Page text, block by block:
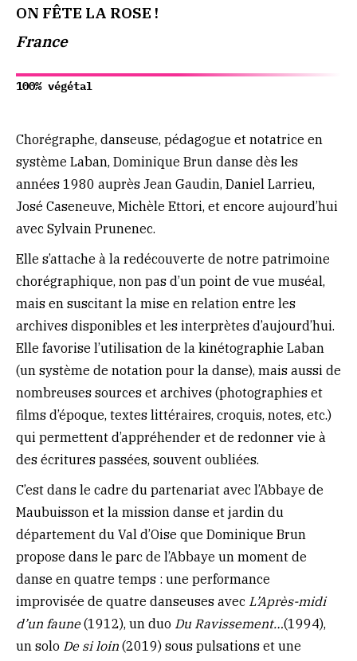
ON FÊTE LA ROSE !
France
100% végétal
Chorégraphe, danseuse, pédagogue et notatrice en
système Laban, Dominique Brun danse dès les
années 1980 auprès Jean Gaudin, Daniel Larrieu,
José Caseneuve, Michèle Ettori, et encore aujourd’hui
avec Sylvain Prunenec.
Elle s’attache à la redécouverte de notre patrimoine
chorégraphique, non pas d’un point de vue muséal,
mais en suscitant la mise en relation entre les
archives disponibles et les interprètes d’aujourd’hui.
Elle favorise l’utilisation de la kinétographie Laban
(un système de notation pour la danse), mais aussi de
nombreuses sources et archives (photographies et
films d’époque, textes littéraires, croquis, notes, etc.)
qui permettent d’appréhender et de redonner vie à
des écritures passées, souvent oubliées.
C’est dans le cadre du partenariat avec l’Abbaye de
Maubuisson et la mission danse et jardin du
département du Val d’Oise que Dominique Brun
propose dans le parc de l’Abbaye un moment de
danse en quatre temps : une performance
improvisée de quatre danseuses avec L’Après-midi
d’un faune(1912), un duo Du Ravissement…(1994),
un solo De si loin (2019) sous pulsations et une